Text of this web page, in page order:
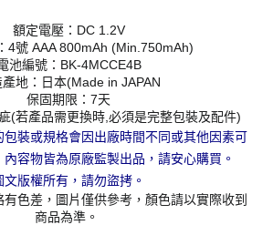
額定電壓：DC 1.2V
4號 AAA 800mAh (Min.750mAh)
池編號：BK-4MCCE4B
地：日本(Made in JAPAN
保固期限：7天
(若產品需更換時,必須是完整包裝及配件)
裝或規格會因出廠時間不同或其他因素可
容物皆為原廠監製出品，請安心購買。
文版權所有，請勿盜拷。
色差，圖片僅供參考，顏色請以實際收到
商品為準。